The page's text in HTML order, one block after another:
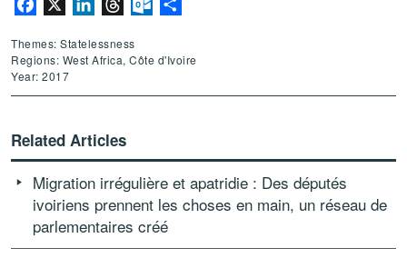
Themes: Statelessness
Regions: West Africa, Côte d'Ivoire
Year: 2017
Related Articles
Migration irrégulière et apatridie : Des députés
ivoiriens prennent les choses en main, un réseau de
parlementaires créé